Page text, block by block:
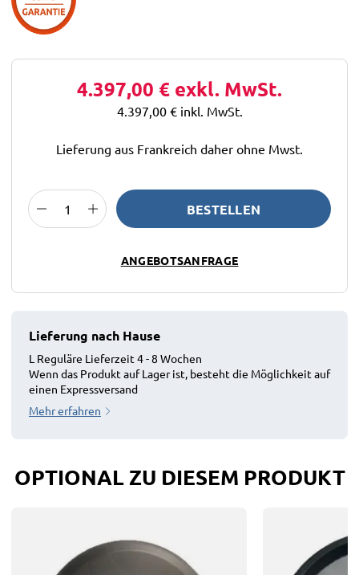
4.397,00 € exkl. MwSt.
4.397,00 € inkl. MwSt.
Lieferung aus Frankreich daher ohne Mwst.
BESTELLEN
ANGEBOTSANFRAGE
Lieferung nach Hause
L Reguläre Lieferzeit 4 - 8 Wochen
Wenn das Produkt auf Lager ist, besteht die Möglichkeit auf
einen Expressversand
Mehr erfahren
OPTIONAL ZU DIESEM PRODUKT